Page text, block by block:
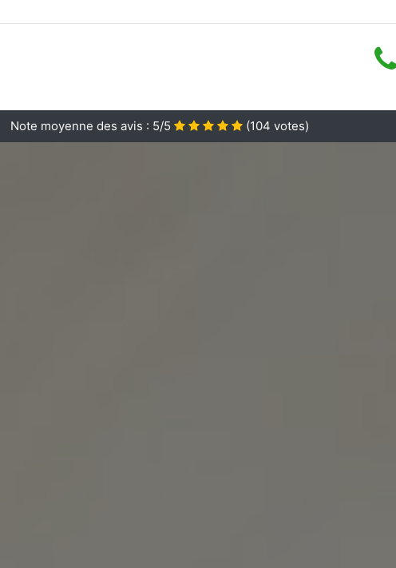
Note moyenne des avis : 5/5 (104 votes)